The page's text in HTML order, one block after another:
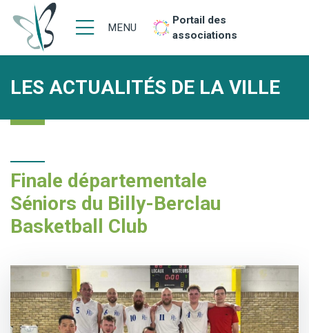
MENU
Portail des
associations
LES ACTUALITÉS DE LA VILLE
Finale départementale
Séniors du Billy-Berclau
Basketball Club